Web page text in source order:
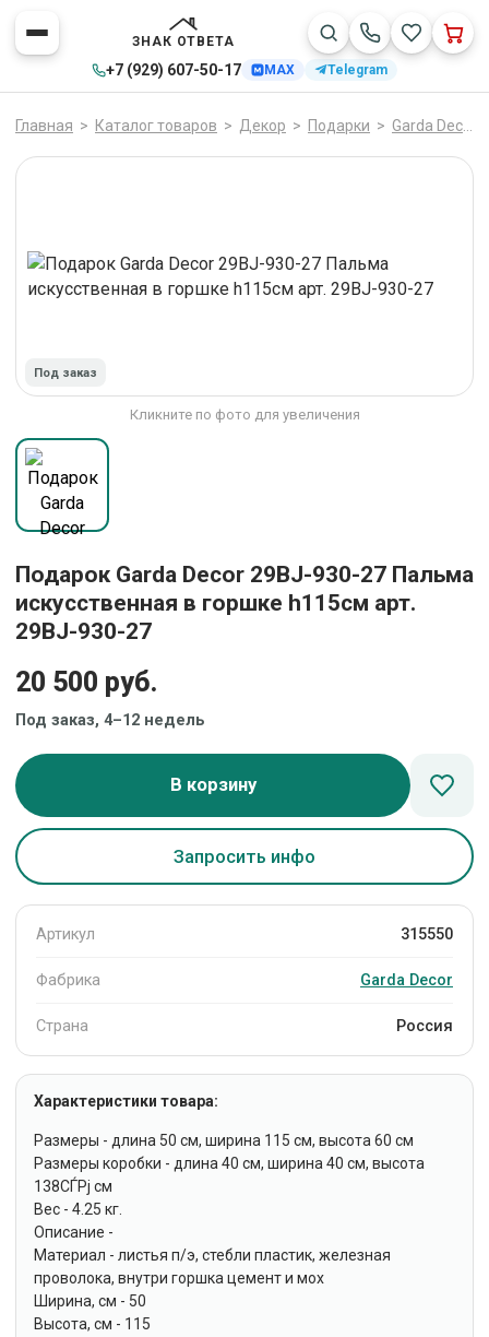
ЗНАК ОТВЕТА
+7 (929) 607-50-17 MAX Telegram
Главная > Каталог товаров > Декор > Подарки > Garda Decor
Под заказ
Кликните по фото для увеличения
Подарок Garda Decor 29BJ-930-27 Пальма
искусственная в горшке h115см арт.
29BJ-930-27
20 500 руб.
Под заказ, 4–12 недель
В корзину
Запросить инфо
Артикул 315550
Фабрика Garda Decor
Страна Россия
Характеристики товара:
Размеры - длина 50 см, ширина 115 см, высота 60 см
Размеры коробки - длина 40 см, ширина 40 см, высота
138СЃРј см
Вес - 4.25 кг.
Описание -
Материал - листья п/э, стебли пластик, железная
проволока, внутри горшка цемент и мох
Ширина, см - 50
Высота, см - 115